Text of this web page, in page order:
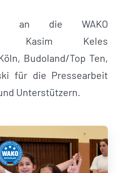
an die WAKO
Kasim Keles
Budoland/Top Ten,
für die Pressearbeit
Unterstützern.